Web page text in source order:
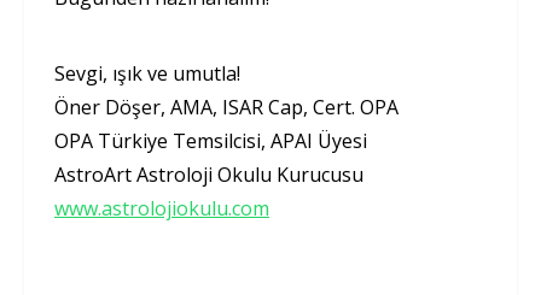
Sevgi, ışık ve umutla!
Öner Döşer, AMA, ISAR Cap, Cert. OPA
OPA Türkiye Temsilcisi, APAI Üyesi
AstroArt Astroloji Okulu Kurucusu
www.astrolojiokulu.com